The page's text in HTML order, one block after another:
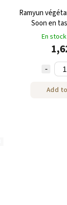
Ramyun
Soon en
En stock
Add